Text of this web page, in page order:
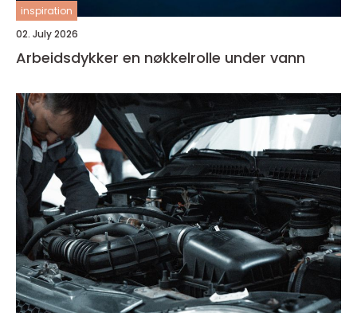
inspiration
02. July 2026
Arbeidsdykker en nøkkelrolle under vann